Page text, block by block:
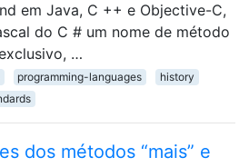
em Java, C ++ e Objective-C,
do C # um nome de método
…
programming-languages
history
dos métodos “mais” e